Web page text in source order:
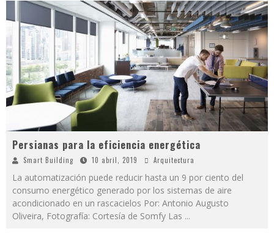
Persianas para la eficiencia energética
Smart Building 10 abril, 2019 Arquitectura
La automatización puede reducir hasta un 9 por ciento del
consumo energético generado por los sistemas de aire
acondicionado en un rascacielos Por: Antonio Augusto
Oliveira, Fotografía: Cortesía de Somfy Las ...